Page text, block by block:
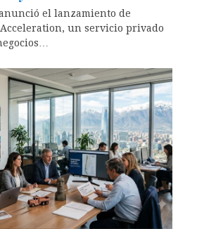
el lanzamiento de
un servicio privado